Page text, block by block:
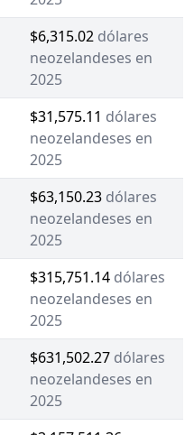
$6,315.02 dólares
neozelandeses en
2025
$31,575.11 dólares
neozelandeses en
2025
$63,150.23 dólares
neozelandeses en
2025
$315,751.14 dólares
neozelandeses en
2025
$631,502.27 dólares
neozelandeses en
2025